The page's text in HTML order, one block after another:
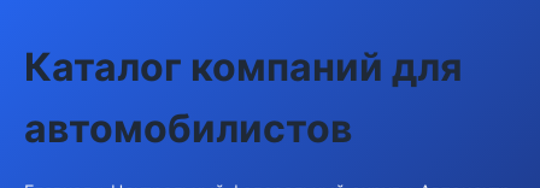
Каталог компаний для
автомобилистов